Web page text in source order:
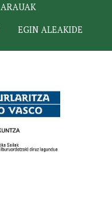
ARAUAK
EGIN ALEAKIDE